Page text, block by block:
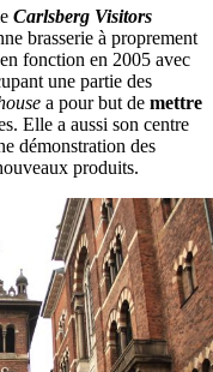
Carlsberg Visitors
brasserie à proprement
fonction en 2005 avec
une partie des
a pour but de mettre
Elle a aussi son centre
démonstration des
produits.